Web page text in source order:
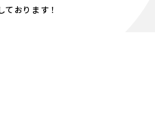
ております！